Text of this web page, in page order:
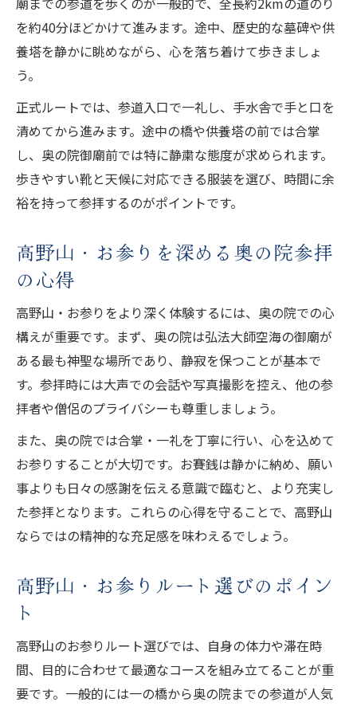
を約40分ほどかけて進みます。途中、歴史的な墓碑や供
養塔を静かに眺めながら、心を落ち着けて歩きましょ
う。
正式ルートでは、参道入口で一礼し、手水舎で手と口を
清めてから進みます。途中の橋や供養塔の前では合掌
し、奥の院御廟前では特に静粛な態度が求められます。
歩きやすい靴と天候に対応できる服装を選び、時間に余
裕を持って参拝するのがポイントです。
高野山・お参りを深める奥の院参拝
の心得
高野山・お参りをより深く体験するには、奥の院での心
構えが重要です。まず、奥の院は弘法大師空海の御廟が
ある最も神聖な場所であり、静寂を保つことが基本で
す。参拝時には大声での会話や写真撮影を控え、他の参
拝者や僧侶のプライバシーも尊重しましょう。
また、奥の院では合掌・一礼を丁寧に行い、心を込めて
お参りすることが大切です。お賽銭は静かに納め、願い
事よりも日々の感謝を伝える意識で臨むと、より充実し
た参拝となります。これらの心得を守ることで、高野山
ならではの精神的な充足感を味わえるでしょう。
高野山・お参りルート選びのポイン
ト
高野山のお参りルート選びでは、自身の体力や滞在時
間、目的に合わせて最適なコースを組み立てることが重
要です。一般的には一の橋から奥の院までの参道が人気